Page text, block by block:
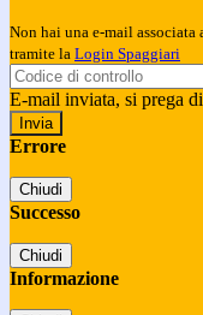
Non hai una e-mail
tramite la Login Spaggiari
E-mail inviata, si prega
Errore
Chiudi
Successo
Chiudi
Informazione